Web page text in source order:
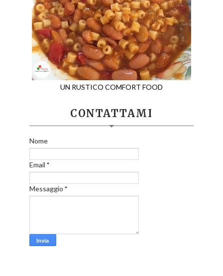
UN RUSTICO COMFORT FOOD
CONTATTAMI
Nome
Email *
Messaggio *